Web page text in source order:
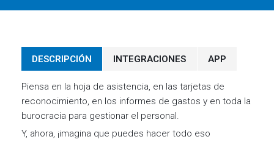
DESCRIPCIÓN INTEGRACIONES APP
Piensa en la hoja de asistencia, en las tarjetas de
reconocimiento, en los informes de gastos y en toda la
burocracia para gestionar el personal.
Y, ahora, ¡imagina que puedes hacer todo eso